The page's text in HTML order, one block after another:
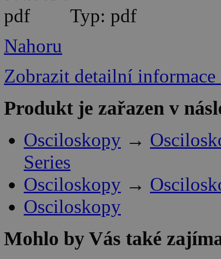
Typ: pdf
Nahoru
Zobrazit detailní informace
Produkt je zařazen v
Osciloskopy →
Series
Osciloskopy →
Osciloskopy
Mohlo by Vás také